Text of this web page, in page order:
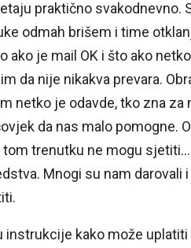
praktično svakodnevno.
odmah brišem i time
ako je mail OK i što ako
da nije nikakva prevara.
netko je odavde, tko zna
da nas malo pomogne.
trenutku ne mogu
Mnogi su nam
instrukcije kako može